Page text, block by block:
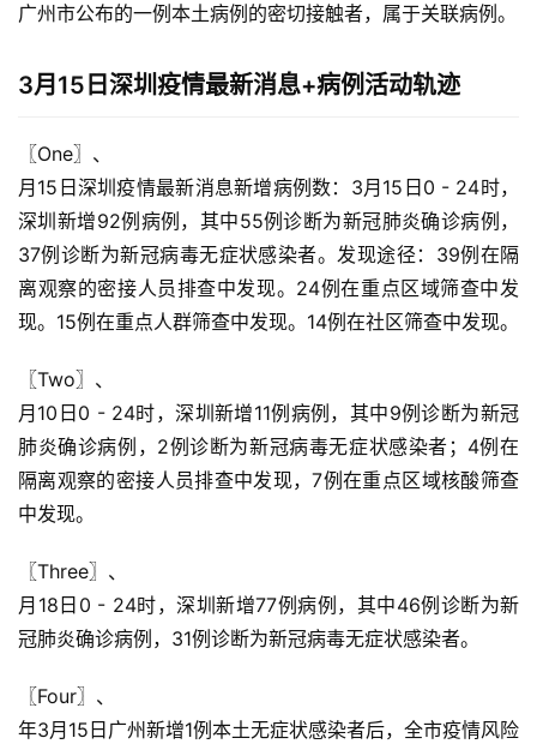
广州市公布的一例本土病例的密切接触者，属于关联病例。
3月15日深圳疫情最新消息+病例活动轨迹
〖One〗、
月15日深圳疫情最新消息新增病例数：3月15日0 - 24时，
深圳新增92例病例，其中55例诊断为新冠肺炎确诊病例，
37例诊断为新冠病毒无症状感染者。发现途径：39例在隔
离观察的密接人员排查中发现。24例在重点区域筛查中发
现。15例在重点人群筛查中发现。14例在社区筛查中发现。
〖Two〗、
月10日0 - 24时，深圳新增11例病例，其中9例诊断为新冠
肺炎确诊病例，2例诊断为新冠病毒无症状感染者；4例在
隔离观察的密接人员排查中发现，7例在重点区域核酸筛查
中发现。
〖Three〗、
月18日0 - 24时，深圳新增77例病例，其中46例诊断为新
冠肺炎确诊病例，31例诊断为新冠病毒无症状感染者。
〖Four〗、
年3月15日广州新增1例本土无症状感染者后，全市疫情风险